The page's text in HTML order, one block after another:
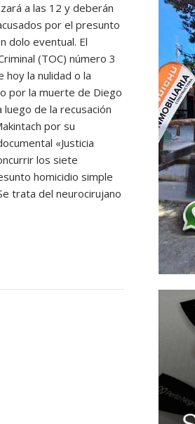
a las 12 y deberán
por el presunto
dolo eventual. El
(TOC) número 3
hoy la nulidad o la
por la muerte de Diego
de la recusación
por su
«Justicia
los siete
homicidio simple
trata del neurocirujano